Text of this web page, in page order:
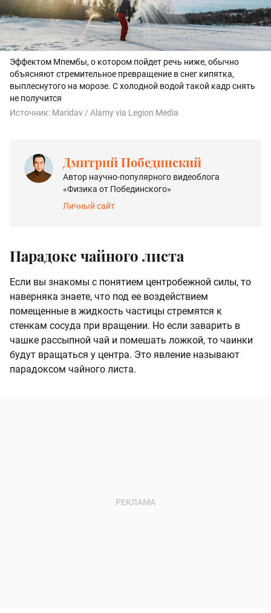
Эффектом Мпембы, о котором пойдет речь ниже, обычно
объясняют стремительное превращение в снег кипятка,
выплеснутого на морозе. С холодной водой такой кадр снять
не получится
Источник: Maridav / Alamy via Legion Media
Дмитрий Побединский
Автор научно-популярного видеоблога
«Физика от Побединского»
Личный сайт
Парадокс чайного листа
Если вы знакомы с понятием центробежной силы, то
наверняка знаете, что под ее воздействием
помещенные в жидкость частицы стремятся к
стенкам сосуда при вращении. Но если заварить в
чашке рассыпной чай и помешать ложкой, то чаинки
будут вращаться у центра. Это явление называют
парадоксом чайного листа.